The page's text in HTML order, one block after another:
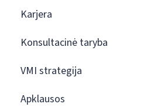
Karjera
Konsultacinė taryba
VMI strategija
Apklausos